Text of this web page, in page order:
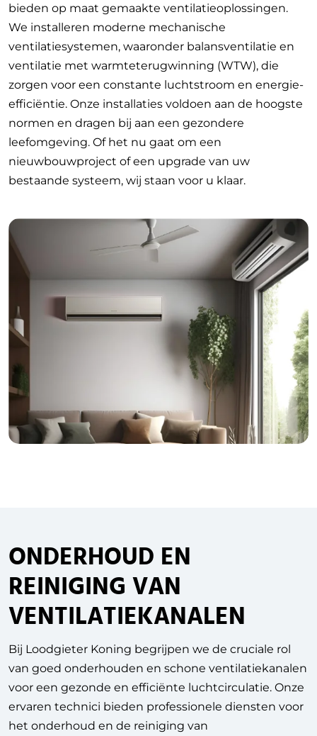
bieden op maat gemaakte ventilatieoplossingen.
We installeren moderne mechanische
ventilatiesystemen, waaronder balansventilatie en
ventilatie met warmteterugwinning (WTW), die
zorgen voor een constante luchtstroom en energie-
efficiëntie. Onze installaties voldoen aan de hoogste
normen en dragen bij aan een gezondere
leefomgeving. Of het nu gaat om een
nieuwbouwproject of een upgrade van uw
bestaande systeem, wij staan voor u klaar.
ONDERHOUD EN
REINIGING VAN
VENTILATIEKANALEN
Bij Loodgieter Koning begrijpen we de cruciale rol
van goed onderhouden en schone ventilatiekanalen
voor een gezonde en efficiënte luchtcirculatie. Onze
ervaren technici bieden professionele diensten voor
het onderhoud en de reiniging van